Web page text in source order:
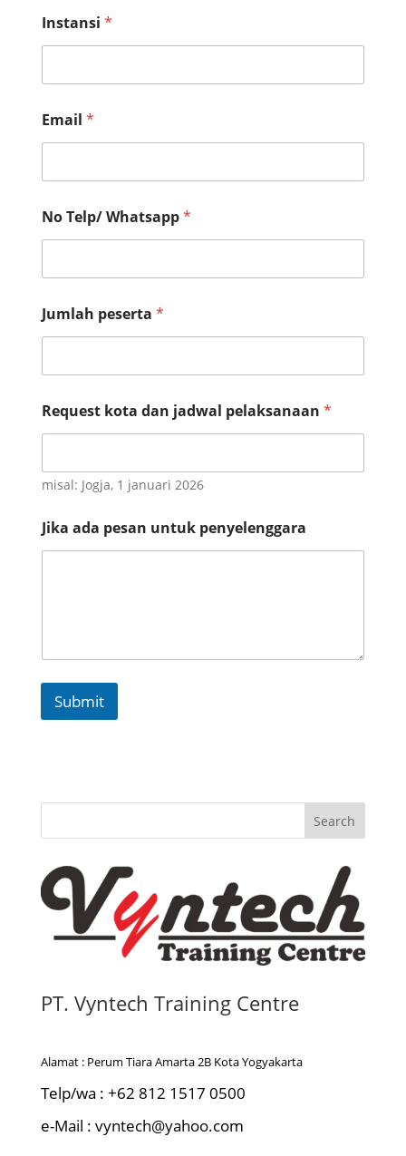
Instansi *
Email *
No Telp/ Whatsapp*
Jumlah peserta *
o
N
m
e
h
a
t
Request kota dan jadwal pelaksanaan *
misal: Jogja, 1 januari 2026
Jika ada pesan untuk penyelenggara
Submit
Search
PT. Vyntech Training Centre
Alamat : Perum Tiara Amarta 2B Kota Yogyakarta
Telp/wa : +62 812 1517 0500
e-Mail : vyntech@yahoo.com